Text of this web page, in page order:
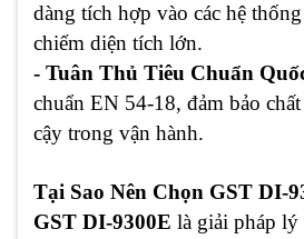
dàng tích hợp vào các hệ
chiếm diện tích lớn.
- Tuân Thủ Tiêu Chuẩn
chuẩn EN 54-18, đảm bảo
cậy trong vận hành.
Tại Sao Nên Chọn GST DI-
GST DI-9300E là giải pháp